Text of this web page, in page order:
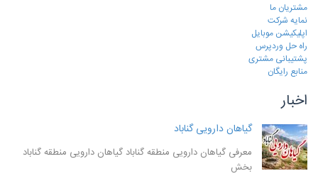
مشتریان ما
نمایه شرکت
اپلیکیشن موبایل
راه حل وردپرس
پشتیبانی مشتری
منابع رایگان
اخبار
گیاهان دارویی گناباد
معرفی گیاهان دارویی منطقه گناباد گیاهان دارویی منطقه گناباد
بخش